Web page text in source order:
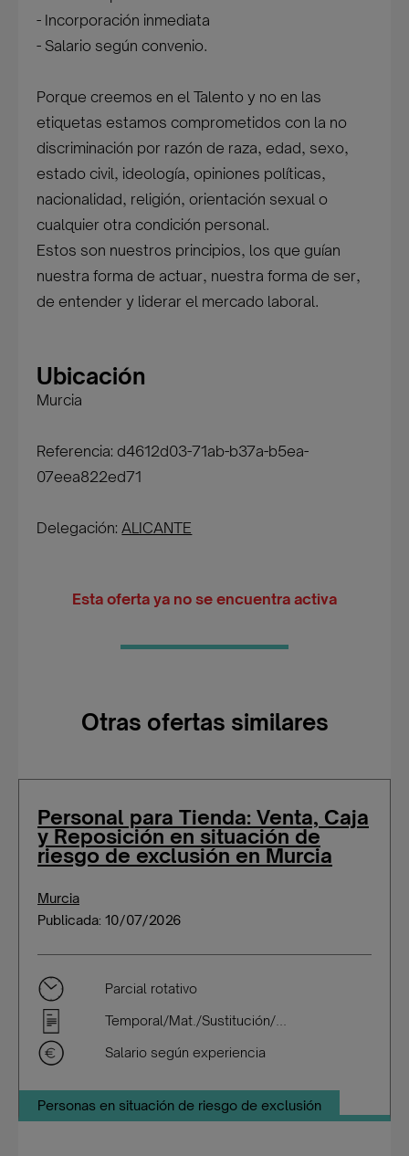
- Incorporación inmediata
- Salario según convenio.
Porque creemos en el Talento y no en las
etiquetas estamos comprometidos con la no
discriminación por razón de raza, edad, sexo,
estado civil, ideología, opiniones políticas,
nacionalidad, religión, orientación sexual o
cualquier otra condición personal.
Estos son nuestros principios, los que guían
nuestra forma de actuar, nuestra forma de ser,
de entender y liderar el mercado laboral.
Ubicación
Murcia
Referencia: d4612d03-71ab-b37a-b5ea-
07eea822ed71
Delegación:ALICANTE
Esta oferta ya no se encuentra activa
Otras ofertas similares
Personal para Tienda: Venta, Caja
y Reposición en situación de
riesgo de exclusión en Murcia
Murcia
Publicada: 10/07/2026
Parcial rotativo
Temporal/Mat./Sustitución/...
Salario según experiencia
Personas en situación de riesgo de exclusión